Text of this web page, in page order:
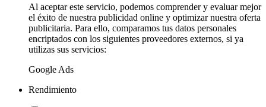
Al aceptar este servicio, podemos comprender y evaluar mejor
el éxito de nuestra publicidad online y optimizar nuestra oferta
publicitaria. Para ello, comparamos tus datos personales
encriptados con los siguientes proveedores externos, si ya
utilizas sus servicios:
Google Ads
Rendimiento